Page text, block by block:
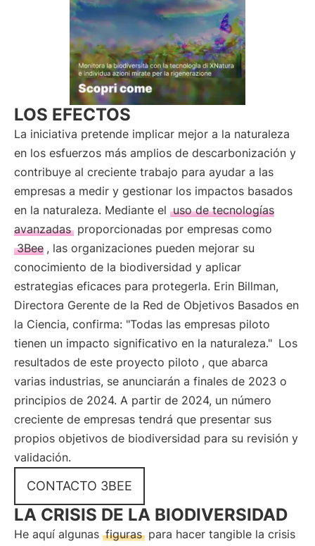
LOS EFECTOS
La iniciativa pretende implicar mejor a la naturaleza
en los esfuerzos más amplios de descarbonización y
contribuye al creciente trabajo para ayudar a las
empresas a medir y gestionar los impactos basados
en la naturaleza. Mediante el uso de tecnologías
avanzadas proporcionadas por empresas como
3Bee , las organizaciones pueden mejorar su
conocimiento de la biodiversidad y aplicar
estrategias eficaces para protegerla. Erin Billman,
Directora Gerente de la Red de Objetivos Basados en
la Ciencia, confirma: "Todas las empresas piloto
tienen un impacto significativo en la naturaleza." Los
resultados de este proyecto piloto , que abarca
varias industrias, se anunciarán a finales de 2023 o
principios de 2024. A partir de 2024, un número
creciente de empresas tendrá que presentar sus
propios objetivos de biodiversidad para su revisión y
validación.
CONTACTO 3BEE
LA CRISIS DE LA BIODIVERSIDAD
He aquí algunas figuras para hacer tangible la crisis